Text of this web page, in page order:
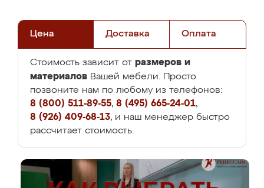
Цена Доставка Оплата
Стоимость зависит от размеров и
материалов Вашей мебели. Просто
позвоните нам по любому из телефонов:
8 (800) 511-89-55, 8 (495) 665-24-01,
8 (926) 409-68-13, и наш менеджер быстро
рассчитает стоимость.